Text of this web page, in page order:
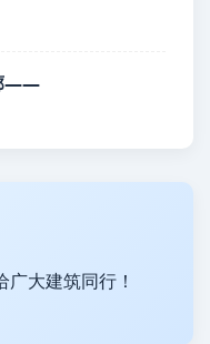
——
大建筑同行！